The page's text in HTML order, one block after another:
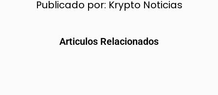
Publicado por: Krypto Noticias
Articulos Relacionados